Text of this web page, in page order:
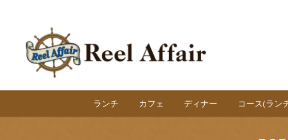
ランチ カフェ ディナー コース(ラン